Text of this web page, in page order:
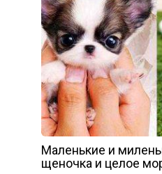
Маленькие и
щеночка и целое